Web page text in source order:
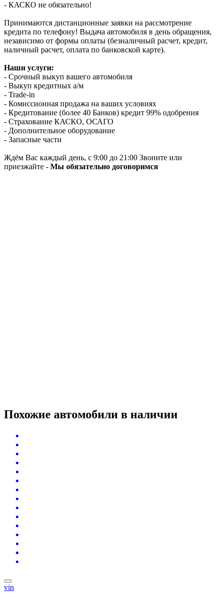
- КАСКО не обязательно!
Принимаются дистанционные заявки на рассмотрение
кредита по телефону! Выдача автомобиля в день обращения,
независимо от формы оплаты (безналичный расчет, кредит,
наличный расчет, оплата по банковской карте).
Наши услуги:
- Срочный выкуп вашего автомобиля
- Выкуп кредитных а/м
- Trade-in
- Комиссионная продажа на ваших условиях
- Кредитование (более 40 Банков) кредит 99% одобрения
- Страхование КАСКО, ОСАГО
- Дополнительное оборудование
- Запасные части
Ждём Вас каждый день, с 9:00 до 21:00 Звоните или
приезжайте - Мы обязательно договоримся
Похожие автомобили в наличии
vin